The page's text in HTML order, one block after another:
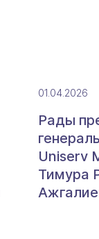
01.04.2026
Рады
Uniserv
Тимура